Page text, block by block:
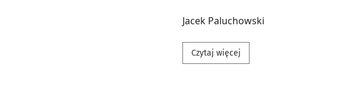
Jacek Paluchowski
Czytaj więcej